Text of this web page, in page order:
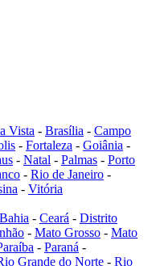
Vista - Brasília - Campo
- Fortaleza - Goiânia -
- Natal - Palmas - Porto
- Rio de Janeiro -
- Vitória
Bahia - Ceará - Distrito
- Mato Grosso - Mato
- Paraná -
Grande do Norte - Rio